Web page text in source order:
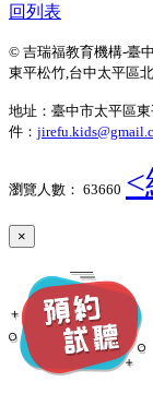
回列表
© 吉瑞福教育機構-臺
東平松竹,台中太平區
地址：臺中市太平區
件：
瀏覽人數： 63660
×